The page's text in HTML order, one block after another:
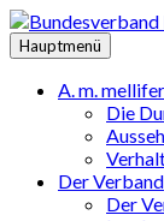
Zum
Inhalt
springen
Hauptmenü
A. m.
Die
Der Verband
Der